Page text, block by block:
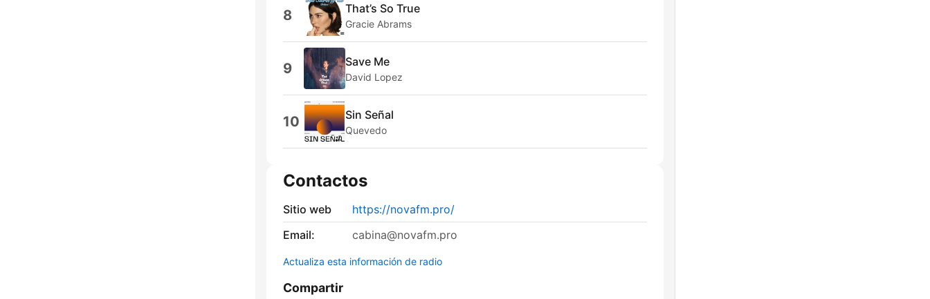
8 That’s So True
Gracie Abrams
9 Save Me
David Lopez
10 Sin Señal
Quevedo
Contactos
Sitio web
https://novafm.pro/
Email:
cabina@novafm.pro
Actualiza esta información de radio
Compartir